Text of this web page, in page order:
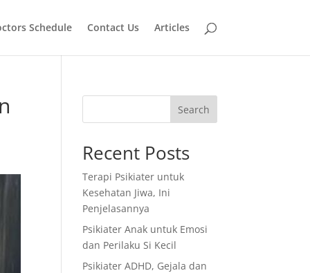
Schedule Contact Us Articles
Search
Recent Posts
Terapi Psikiater untuk
Kesehatan Jiwa, Ini
Penjelasannya
Psikiater Anak untuk Emosi
dan Perilaku Si Kecil
Psikiater ADHD, Gejala dan